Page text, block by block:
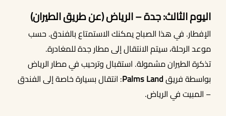
اليوم الثالث: جدة – الرياض (عن طريق الطيران)
الإفطار. في هذا الصباح يمكنك الاستمتاع بالفندق. حسب
موعد الرحلة، سيتم الانتقال إلى مطار جدة للمغادرة.
تذكرة الطيران مشمولة. استقبال وترحيب في مطار الرياض
بواسطة فريقPalms Land: انتقال بسيارة خاصة إلى الفندق
– المبيت في الرياض.